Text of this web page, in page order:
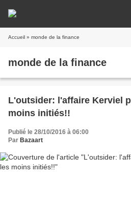
Accueil » monde de la finance
monde de la finance
L'outsider: l'affaire Kerviel
moins initiés!!
Publié le 28/10/2016 à 06:00
Par Bazaart